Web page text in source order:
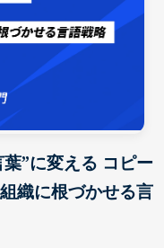
”に変える コピー
織に根づかせる言